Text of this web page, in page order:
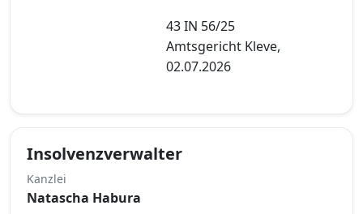
43 IN 56/25
Amtsgericht Kleve,
02.07.2026
Insolvenzverwalter
Kanzlei
Natascha Habura